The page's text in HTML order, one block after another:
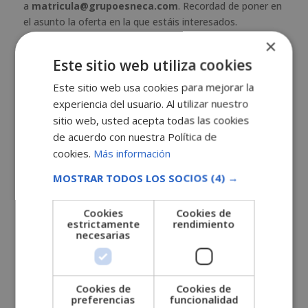
a matricula@grupoesneca.com. Recordad de poner en
el asunto la oferta en la que estáis interesados.
SOLICITA MÁS INFORMACIÓN
Nombre (*)
Teléfono (*)
Tu correo electrónico (*)
×
Este sitio web utiliza cookies
Este sitio web usa cookies para mejorar la
experiencia del usuario. Al utilizar nuestro
sitio web, usted acepta todas las cookies
de acuerdo con nuestra Política de
cookies. Más información
MOSTRAR TODOS LOS SOCIOS (4) →
Cookies
estrictamente
necesarias
Cookies de
rendimiento
Cookies de
preferencias
Cookies de
funcionalidad